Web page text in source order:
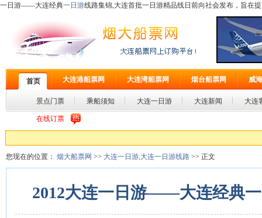
一日游——大连经典一日游线路集锦,大连首批一日游精品线日前向社会发布，旨在
首页 大连港船票网 大连湾船票网 烟台船票网 威
景点门票 乘船须知 大连一日游 大连新闻 大连
在线订票
您现在的位置： 烟大船票网 >> 大连一日游,大连一日游线路 >> 正文
2012大连一日游——大连经典